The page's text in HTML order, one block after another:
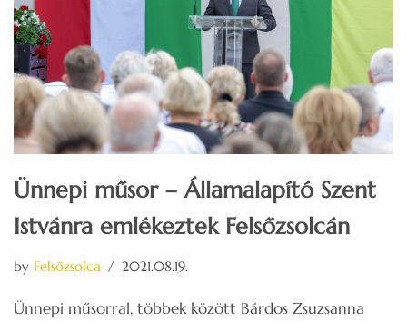
Ünnepi műsor – Államalapító Szent
Istvánra emlékeztek Felsőzsolcán
by Felsőzsolca 2021.08.19.
Ünnepi műsorral, többek között Bárdos Zsuzsanna